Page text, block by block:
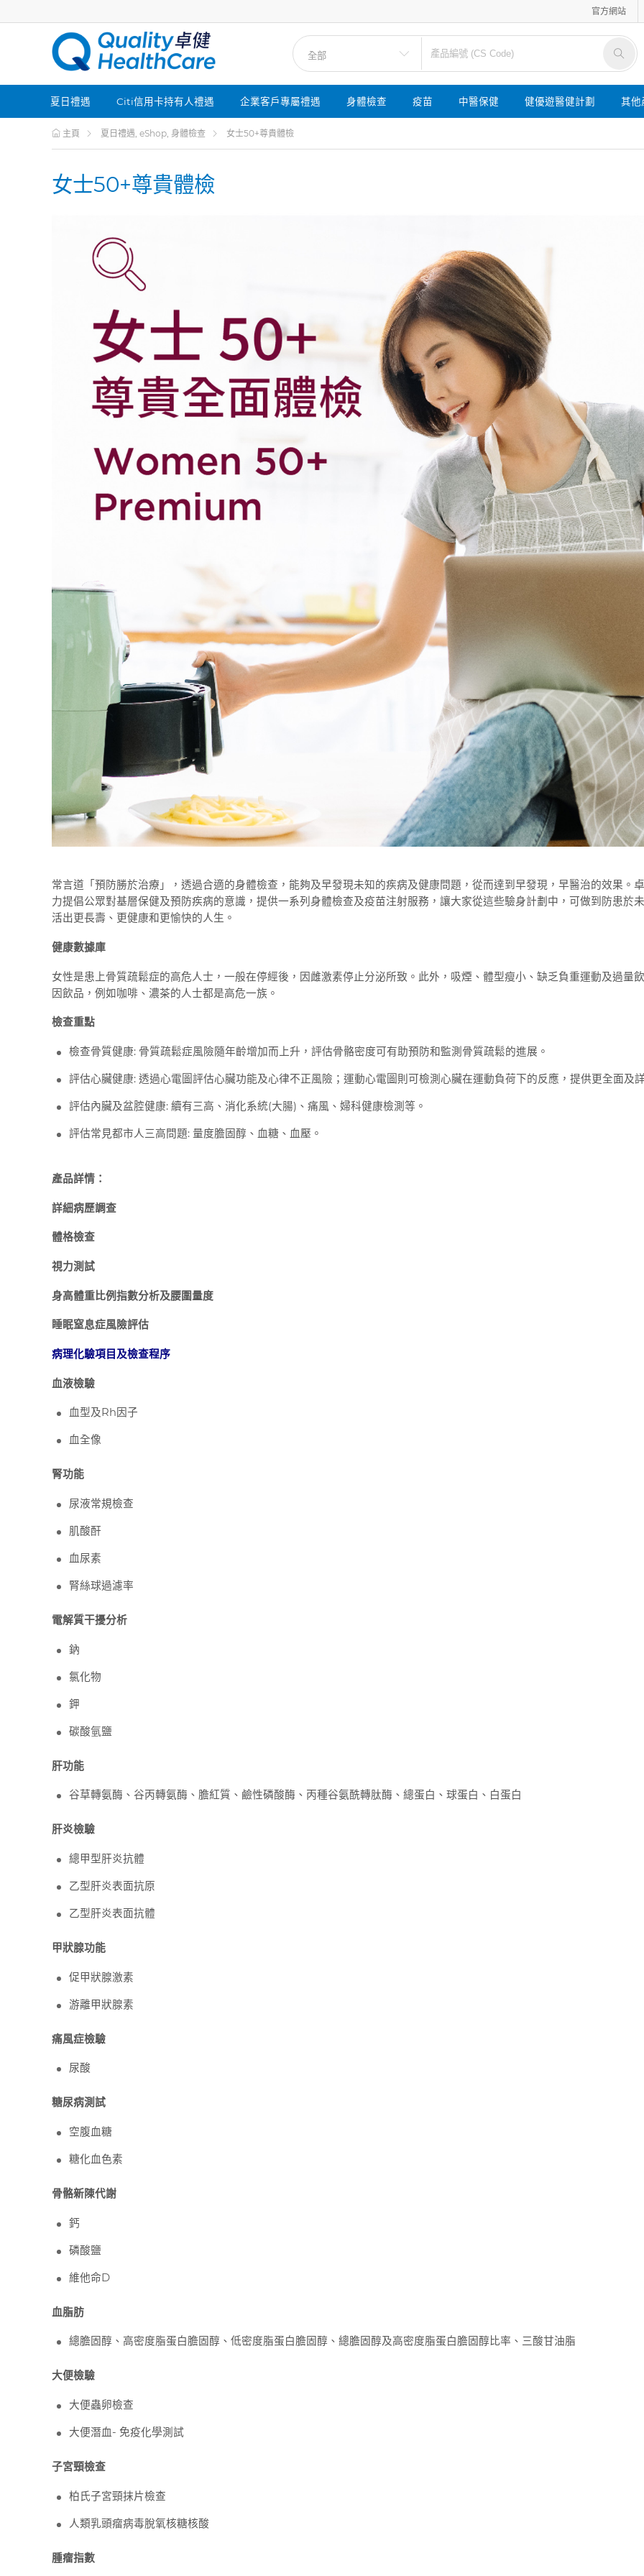
官方網站
夏日禮遇 Citi信用卡持有人禮遇 企業客戶專屬禮遇 身體檢查 疫苗 中醫保健 健優遊醫健計劃 其他
主頁 夏日禮遇, eShop, 身體檢查 女士50+尊貴體檢
女士50+尊貴體檢
常言道「預防勝於治療」，透過合適的身體檢查，能夠及早發現未知的疾病及健康問題，從而達到早發現，早醫治的效果。
力提倡公眾對基層保健及預防疾病的意識，提供一系列身體檢查及疫苗注射服務，讓大家從這些驗身計劃中，可做到防患於
活出更長壽、更健康和更愉快的人生。
健康數據庫
女性是患上骨質疏鬆症的高危人士，一般在停經後，因雌激素停止分泌所致。此外，吸煙、體型瘦小、缺乏負重運動及過量
因飲品，例如咖啡、濃茶的人士都是高危一族。
檢查重點
檢查骨質健康: 骨質疏鬆症風險隨年齡增加而上升，評估骨骼密度可有助預防和監測骨質疏鬆的進展。
評估心臟健康: 透過心電圖評估心臟功能及心律不正風險；運動心電圖則可檢測心臟在運動負荷下的反應，提供更全面及
評估內臟及盆腔健康: 續有三高、消化系統(大腸)、痛風、婦科健康檢測等。
評估常見都市人三高問題: 量度膽固醇、血糖、血壓。
產品詳情：
詳細病歷調查
體格檢查
視力測試
身高體重比例指數分析及腰圍量度
睡眠窒息症風險評估
病理化驗項目及檢查程序
血液檢驗
血型及Rh因子
血全像
腎功能
尿液常規檢查
肌酸酐
血尿素
腎絲球過濾率
電解質干擾分析
鈉
氯化物
鉀
碳酸氫鹽
肝功能
谷草轉氨酶、谷丙轉氨酶、膽紅質、鹼性磷酸酶、丙種谷氨酰轉肽酶、總蛋白、球蛋白、白蛋白
肝炎檢驗
總甲型肝炎抗體
乙型肝炎表面抗原
乙型肝炎表面抗體
甲狀腺功能
促甲狀腺激素
游離甲狀腺素
痛風症檢驗
尿酸
糖尿病測試
空腹血糖
糖化血色素
骨骼新陳代謝
鈣
磷酸鹽
維他命D
血脂肪
總膽固醇、高密度脂蛋白膽固醇、低密度脂蛋白膽固醇、總膽固醇及高密度脂蛋白膽固醇比率、三酸甘油脂
大便檢驗
大便蟲卵檢查
大便潛血- 免疫化學測試
子宮頸檢查
柏氏子宮頸抹片檢查
人類乳頭瘤病毒脫氧核糖核酸
腫瘤指數